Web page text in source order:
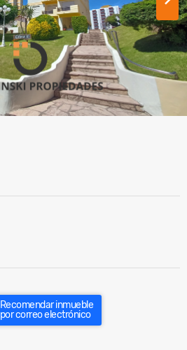
Recomendar inmueble
por correo electrónico